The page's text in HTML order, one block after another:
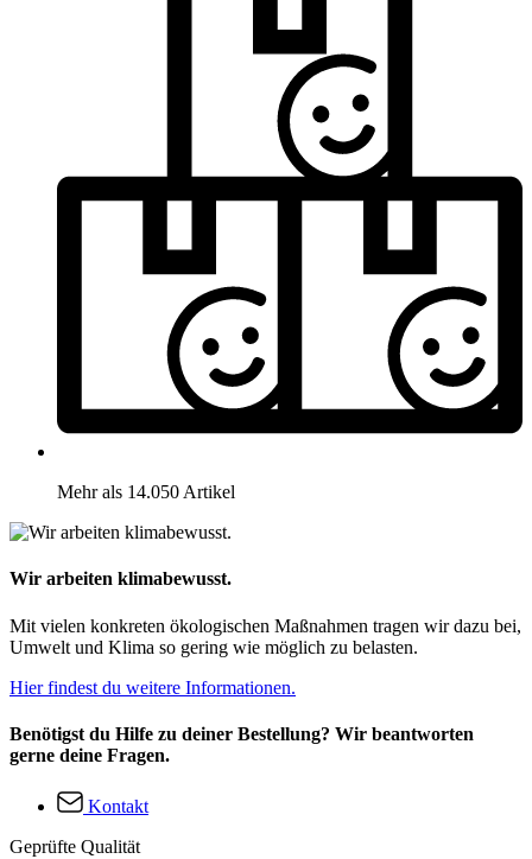
Mehr als 14.050 Artikel
Wir arbeiten klimabewusst.
Mit vielen konkreten ökologischen Maßnahmen tragen wir dazu bei,
Umwelt und Klima so gering wie möglich zu belasten.
Hier findest du weitere Informationen.
Benötigst du Hilfe zu deiner Bestellung? Wir beantworten
gerne deine Fragen.
Kontakt
Geprüfte Qualität